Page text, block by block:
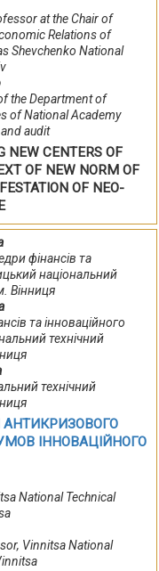
at the Chair of
Relations of
Shevchenko National
the Department of
of National Academy
audit
NEW CENTERS OF
OF NEW NORM OF
OF NEO-
фінансів та
національний
Вінниця
та інноваційного
технічний
технічний
ІННОВАЦІЙНОГО
National Technical
Vіnnіtsa Natіonal